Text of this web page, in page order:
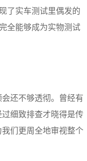
了实车测试里偶发的
全能够成为实物测试
还不够透彻。曾经有
细致排查才晓得是传
们更周全地审视整个